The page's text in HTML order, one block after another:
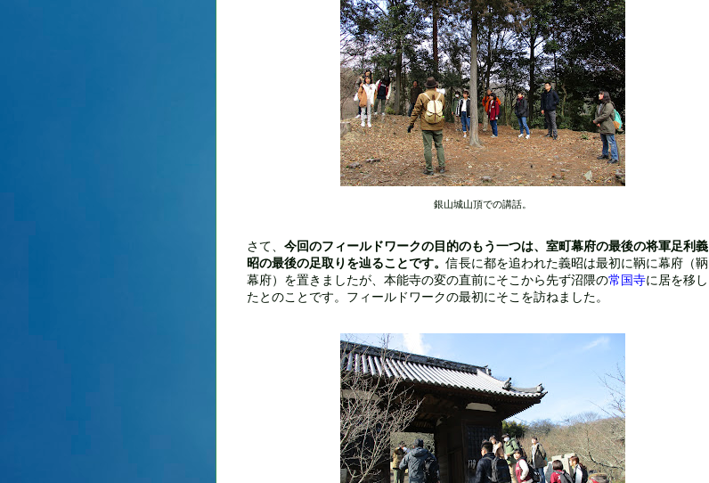
銀山城山頂での講話。
さて、 今回のフィールドワークの目的のもう一つは、室町幕府の最後の将軍足利義
昭の最後の足取りを辿ることです。信長に都を追われた義昭は最初に鞆に幕府（鞆
幕府）を置きましたが、本能寺の変の直前にそこから先ず沼隈の常国寺に居を移し
たとのことです。フィールドワークの最初にそこを訪ねました。